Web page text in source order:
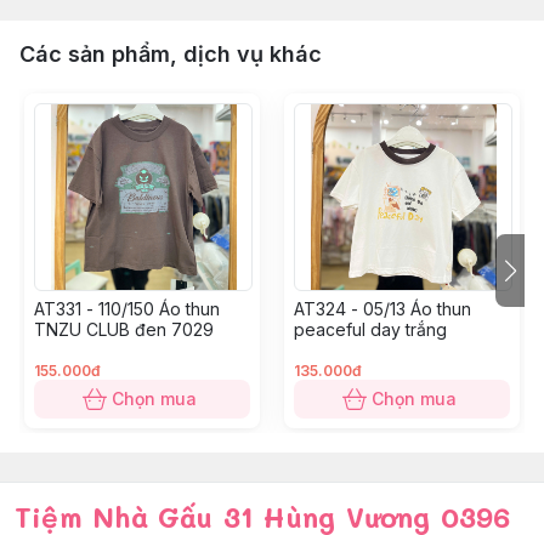
Các sản phẩm, dịch vụ khác
AT331 - 110/150 Áo thun
TNZU CLUB đen 7029
155.000đ
Chọn mua
AT324 - 05/13 Áo thun
peaceful day trắng
135.000đ
Chọn mua
Tiệm Nhà Gấu 31 Hùng Vương 0396